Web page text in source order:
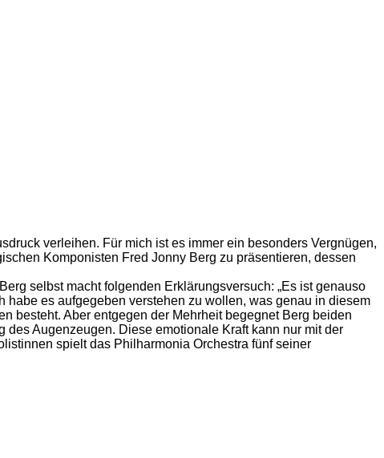
verleihen. Für mich ist es immer ein besonders Vergnügen,
Komponisten Fred Jonny Berg zu präsentieren, dessen
selbst macht folgenden Erklärungsversuch: „Es ist genauso
es aufgegeben verstehen zu wollen, was genau in diesem
besteht. Aber entgegen der Mehrheit begegnet Berg beiden
Augenzeugen. Diese emotionale Kraft kann nur mit der
spielt das Philharmonia Orchestra fünf seiner